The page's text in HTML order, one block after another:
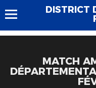
DISTRICT
MATCH